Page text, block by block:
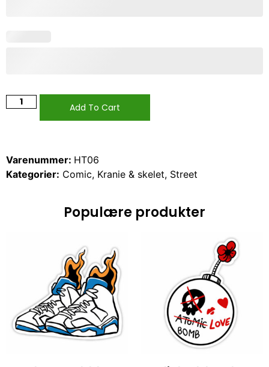
Add To Cart
Varenummer: HT06
Kategorier: Comic, Kranie & skelet, Street
Populære produkter